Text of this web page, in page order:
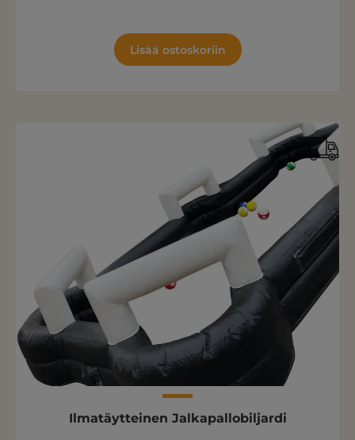
Lisää ostoskoriin
Ilmatäytteinen Jalkapallobiljardi